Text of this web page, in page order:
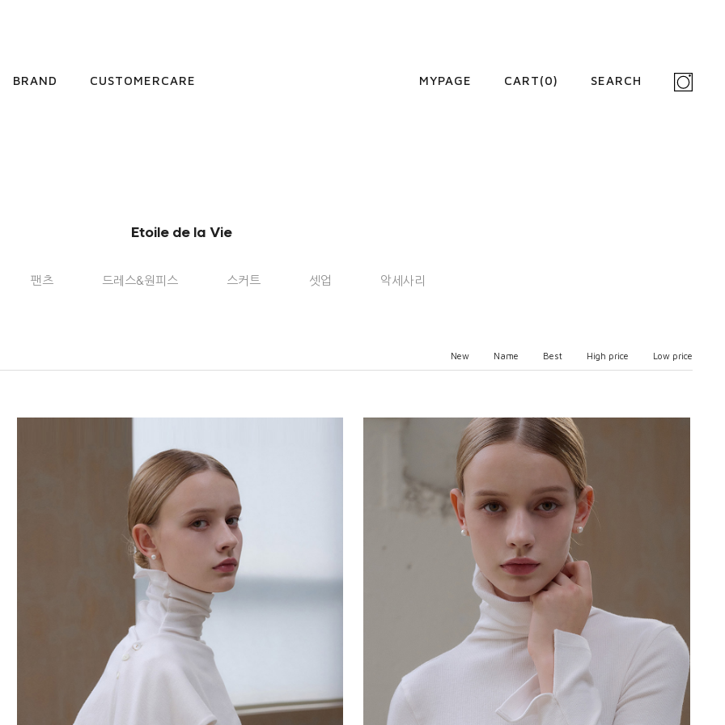
BRAND CUSTOMERCARE MYPAGE CART(0) SEARCH
Etoile de la Vie
팬츠 드레스&원피스 스커트 셋업 악세사리
New Name Best High price Low price